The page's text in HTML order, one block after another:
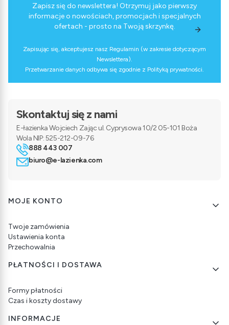
Zapisz się do newslettera! Otrzymuj jako pierwszy
informacje o nowościach, promocjach i specjalnych
ofertach - prosto na Twoją skrzynkę.
Zapisując się, akceptujesz nasz Regulamin (w zakresie dotyczącym
Newslettera).
Przetwarzanie danych odbywa się zgodnie z Polityką prywatności.
Skontaktuj się z nami
E-łazienka Wojciech Zając ul. Cyprysowa 10/2 05-101 Boża
Wola NIP: 525-212-09-76
888 443 007
biuro@e-lazienka.com
Linki w stopce
MOJE KONTO
Twoje zamówienia
Ustawienia konta
Przechowalnia
PŁATNOŚCI I DOSTAWA
Formy płatności
Czas i koszty dostawy
INFORMACJE